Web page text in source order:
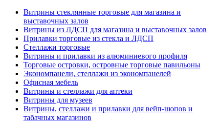
Витрины стеклянные торговые для магазина и
выставочных залов
Витрины из ЛДСП для магазина и выставочных залов
Прилавки торговые из стекла и ЛДСП
Стеллажи торговые
Витрины и прилавки из алюминиевого профиля
Торговые островки, островные торговые павильоны
Экономпанели, стеллажи из экономпанелей
Офисная мебель
Витрины и стеллажи для аптеки
Витрины для музеев
Витрины, стеллажи и прилавки для вейп-шопов и
табачных магазинов